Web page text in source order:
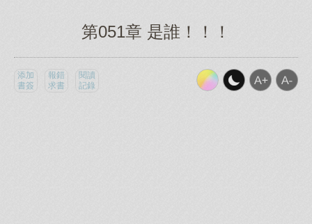
第051章 是誰！！！
添加
書簽
報錯
求書
閱讀
記錄